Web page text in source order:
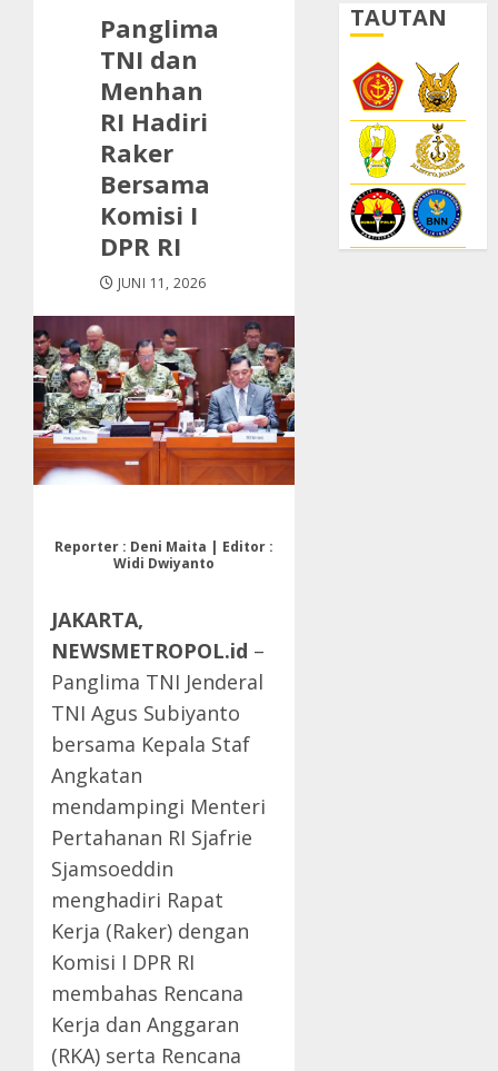
Panglima
TNI dan
Menhan
RI Hadiri
Raker
Bersama
Komisi I
DPR RI
JUNI 11, 2026
Reporter : Deni Maita | Editor :
Widi Dwiyanto
JAKARTA,
NEWSMETROPOL.id –
Panglima TNI Jenderal
TNI Agus Subiyanto
bersama Kepala Staf
Angkatan
mendampingi Menteri
Pertahanan RI Sjafrie
Sjamsoeddin
menghadiri Rapat
Kerja (Raker) dengan
Komisi I DPR RI
membahas Rencana
Kerja dan Anggaran
(RKA) serta Rencana
TAUTAN